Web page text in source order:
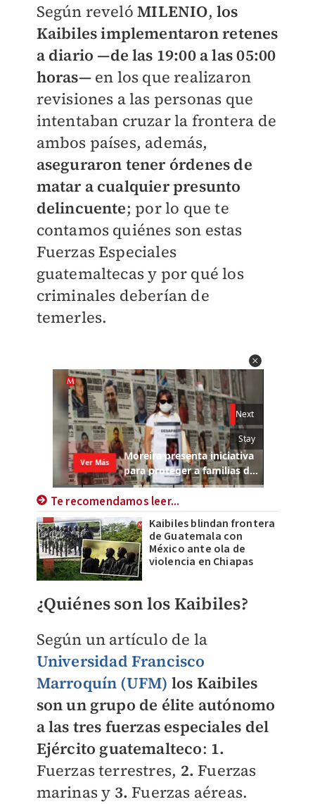
Según revelóMILENIO, los
Kaibiles implementaron retenes
a diario —de las 19:00 a las 05:00
horas—en los que realizaron
revisiones a las personas que
intentaban cruzar la frontera de
ambos países, además,
aseguraron tener órdenes de
matar a cualquier presunto
delincuente; por lo que te
contamos quiénes son estas
Fuerzas Especiales
guatemaltecas y por qué los
criminales deberían de
temerles.
Te recomendamos leer...
Kaibiles blindan frontera
de Guatemala con
México ante ola de
violencia en Chiapas
¿Quiénes son los Kaibiles?
Según un artículo de la
Universidad Francisco
Marroquín (UFM) los Kaibiles
son un grupo de élite autónomo
a las tres fuerzas especiales del
Ejército guatemalteco: 1.
Fuerzas terrestres, 2. Fuerzas
marinas y 3. Fuerzas aéreas.